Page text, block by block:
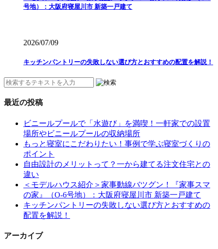
号地）：大阪府寝屋川市 新築一戸建て
2026/07/09
キッチンパントリーの失敗しない選び方とおすすめの配置を解説！
最近の投稿
ビニールプールで「水遊び」を満喫！一軒家での設置
場所やビニールプールの収納場所
もっと寝室にこだわりたい！事例で学ぶ寝室づくりの
ポイント
自由設計のメリットって？一から建てる注文住宅との
違い
＜モデルハウス紹介＞家事動線バツグン！『家事スマ
の家』（O-6号地）：大阪府寝屋川市 新築一戸建て
キッチンパントリーの失敗しない選び方とおすすめの
配置を解説！
アーカイブ